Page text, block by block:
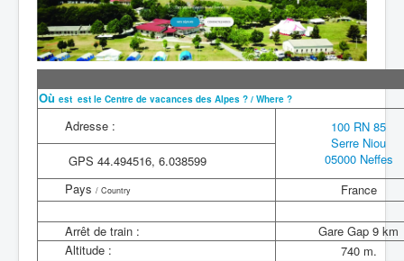
Où est est le Centre de vacances des Alpes ? / Where ?
Adresse :
100 RN 85
Serre Niou
05000 Neffes
GPS 44.494516, 6.038599
Pays / Country France
Arrêt de train :
Gare Gap 9 km
Altitude :
740 m.